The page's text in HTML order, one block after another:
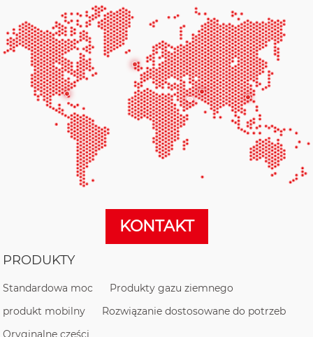
KONTAKT
PRODUKTY
Standardowa moc
Produkty gazu ziemnego
produkt mobilny
Rozwiązanie dostosowane do potrzeb
Oryginalne części